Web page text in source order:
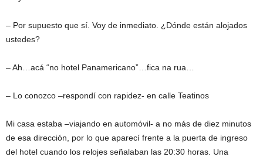
– Por supuesto que sí. Voy de inmediato. ¿Dónde están alojados
ustedes?
– Ah…acá “no hotel Panamericano”…fica na rua…
– Lo conozco –respondí con rapidez- en calle Teatinos
Mi casa estaba –viajando en automóvil- a no más de diez minutos
de esa dirección, por lo que aparecí frente a la puerta de ingreso
del hotel cuando los relojes señalaban las 20:30 horas. Una